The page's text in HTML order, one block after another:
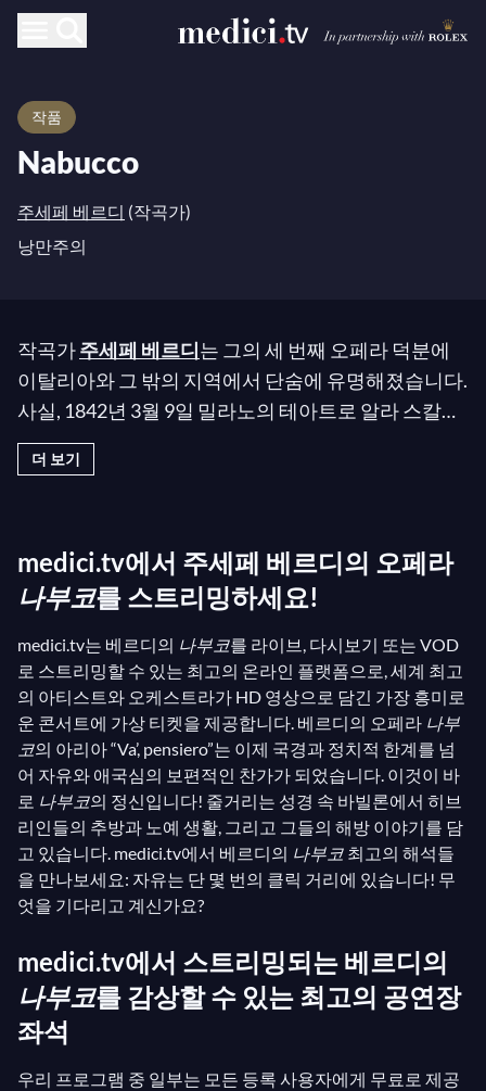
작품
Nabucco
주세페 베르디 (작곡가)
낭만주의
작곡가주세페 베르디는 그의 세 번째 오페라 덕분에
이탈리아와 그 밖의 지역에서 단숨에 유명해졌습니다.
사실, 1842년 3월 9일 밀라노의 테아트로 알라 스칼라
에서 그는 그의 걸작인 나부코를 창작했습니다. 이전
작품(“Chi i bei dì m'adduce ancora”)의 실패로 인해 환
영감을 재발견했습니다. 그는 당시 오스트리아 지배하
에 있던 밀라노의 정치 상황을 반영한 애국적인 오페
합창곡 “Va’, pensiero, sull’ali dorate” (영어로는 "Go,
thought, on wings of gold")는 자유의 찬가가 되어 전
세계에서 알려지고 불리고 있습니다. 이 “열망하는 영
혼의 음악”—베르디의 다음 세 오페라를 지배할 감정—
은 낭만적벨 칸토 전통에서 물려받은 음악적 미학과
함께 극적인 활력 덕분에 평론가와 대중 모두를 완전
히 매료시켰습니다.
더 보기
medici.tv에서 주세페 베르디의 오페라
나부코를 스트리밍하세요!
medici.tv는 베르디의 나부코를 라이브, 다시보기 또는 VOD
로 스트리밍할 수 있는 최고의 온라인 플랫폼으로, 세계 최고
의 아티스트와 오케스트라가 HD 영상으로 담긴 가장 흥미로
운 콘서트에 가상 티켓을 제공합니다. 베르디의 오페라 나부
코의 아리아 “Va’, pensiero”는 이제 국경과 정치적 한계를 넘
어 자유와 애국심의 보편적인 찬가가 되었습니다. 이것이 바
로 나부코의 정신입니다! 줄거리는 성경 속 바빌론에서 히브
리인들의 추방과 노예 생활, 그리고 그들의 해방 이야기를 담
고 있습니다. medici.tv에서 베르디의 나부코 최고의 해석들
을 만나보세요: 자유는 단 몇 번의 클릭 거리에 있습니다! 무
엇을 기다리고 계신가요?
medici.tv에서 스트리밍되는 베르디의
나부코를 감상할 수 있는 최고의 공연장
좌석
우리 프로그램 중 일부는 모든 등록 사용자에게 무료로 제공